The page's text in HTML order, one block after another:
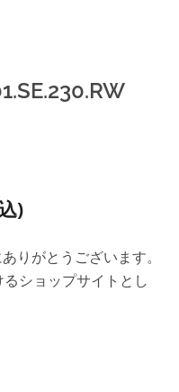
)
りがとうございます。
ショップサイトとし